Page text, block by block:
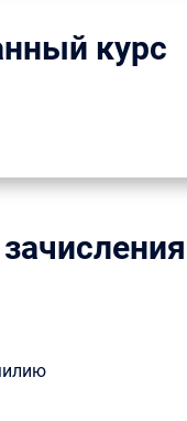
курс